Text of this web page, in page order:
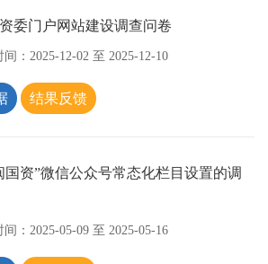
委门户网站建设调查问卷
： 2025-12-02 至 2025-12-10
结果反馈
国资”微信公众号常态化栏目设置的调
： 2025-05-09 至 2025-05-16